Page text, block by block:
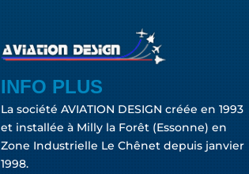
INFO PLUS
La société AVIATION DESIGN créée en 1993
et installée à Milly la Forêt (Essonne) en
Zone Industrielle Le Chênet depuis janvier
1998.